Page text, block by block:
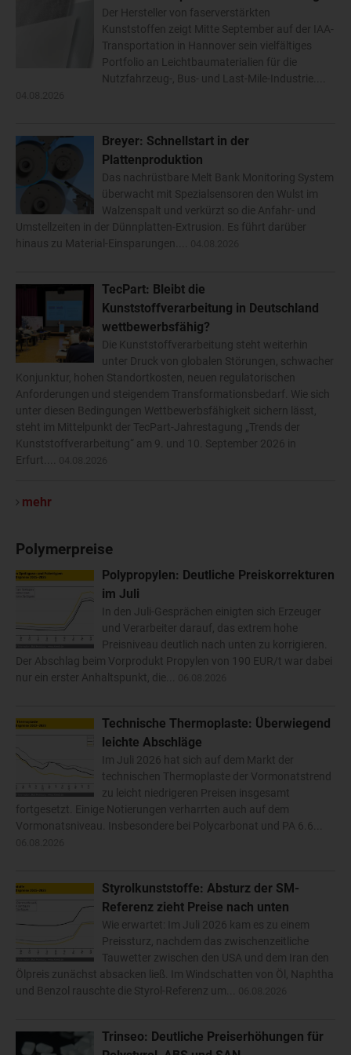
Der Hersteller von faserverstärkten
Kunststoffen zeigt Mitte September auf der IAA-
Transportation in Hannover sein vielfältiges
Portfolio an Leichtbaumaterialien für die
Nutzfahrzeug-, Bus- und Last-Mile-Industrie....
Breyer: Schnellstart in der
Plattenproduktion
Das nachrüstbare Melt Bank Monitoring System
überwacht mit Spezialsensoren den Wulst im
Walzenspalt und verkürzt so die Anfahr- und
Umstellzeiten in der Dünnplatten-Extrusion. Es führt darüber
hinaus zu Material-Einsparungen....
TecPart: Bleibt die
Kunststoffverarbeitung in Deutschland
wettbewerbsfähig?
Die Kunststoffverarbeitung steht weiterhin
unter Druck von globalen Störungen, schwacher
Konjunktur, hohen Standortkosten, neuen regulatorischen
Anforderungen und steigendem Transformationsbedarf. Wie sich
unter diesen Bedingungen Wettbewerbsfähigkeit sichern lässt,
steht im Mittelpunkt der TecPart-Jahrestagung „Trends der
Kunststoffverarbeitung“ am 9. und 10. September 2026 in
Erfurt....
mehr
Polymerpreise
Polypropylen: Deutliche Preiskorrekturen
im Juli
In den Juli-Gesprächen einigten sich Erzeuger
und Verarbeiter darauf, das extrem hohe
Preisniveau deutlich nach unten zu korrigieren.
Der Abschlag beim Vorprodukt Propylen von 190 EUR/t war dabei
nur ein erster Anhaltspunkt, die...
Technische Thermoplaste: Überwiegend
leichte Abschläge
Im Juli 2026 hat sich auf dem Markt der
technischen Thermoplaste der Vormonatstrend
zu leicht niedrigeren Preisen insgesamt
fortgesetzt. Einige Notierungen verharrten auch auf dem
Vormonatsniveau. Insbesondere bei Polycarbonat und PA 6.6...
Styrolkunststoffe: Absturz der SM-
Referenz zieht Preise nach unten
Wie erwartet: Im Juli 2026 kam es zu einem
Preissturz, nachdem das zwischenzeitliche
Tauwetter zwischen den USA und dem Iran den
Ölpreis zunächst absacken ließ. Im Windschatten von Öl, Naphtha
und Benzol rauschte die Styrol-Referenz um...
Trinseo: Deutliche Preiserhöhungen für